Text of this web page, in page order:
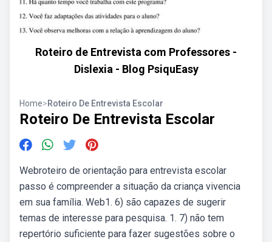
Roteiro de Entrevista com Professores -
Dislexia - Blog PsiquEasy
Home>Roteiro De Entrevista Escolar
Roteiro De Entrevista Escolar
Webroteiro de orientação para entrevista escolar
passo é compreender a situação da criança vivencia
em sua família. Web1. 6) são capazes de sugerir
temas de interesse para pesquisa. 1. 7) não tem
repertório suficiente para fazer sugestões sobre o